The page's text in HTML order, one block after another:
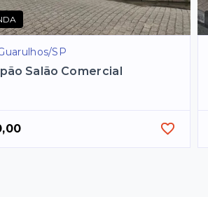
SP
Salão Comercial